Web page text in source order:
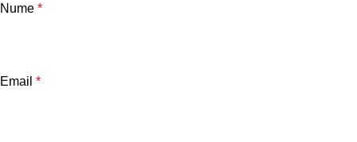
Nume *
Email *